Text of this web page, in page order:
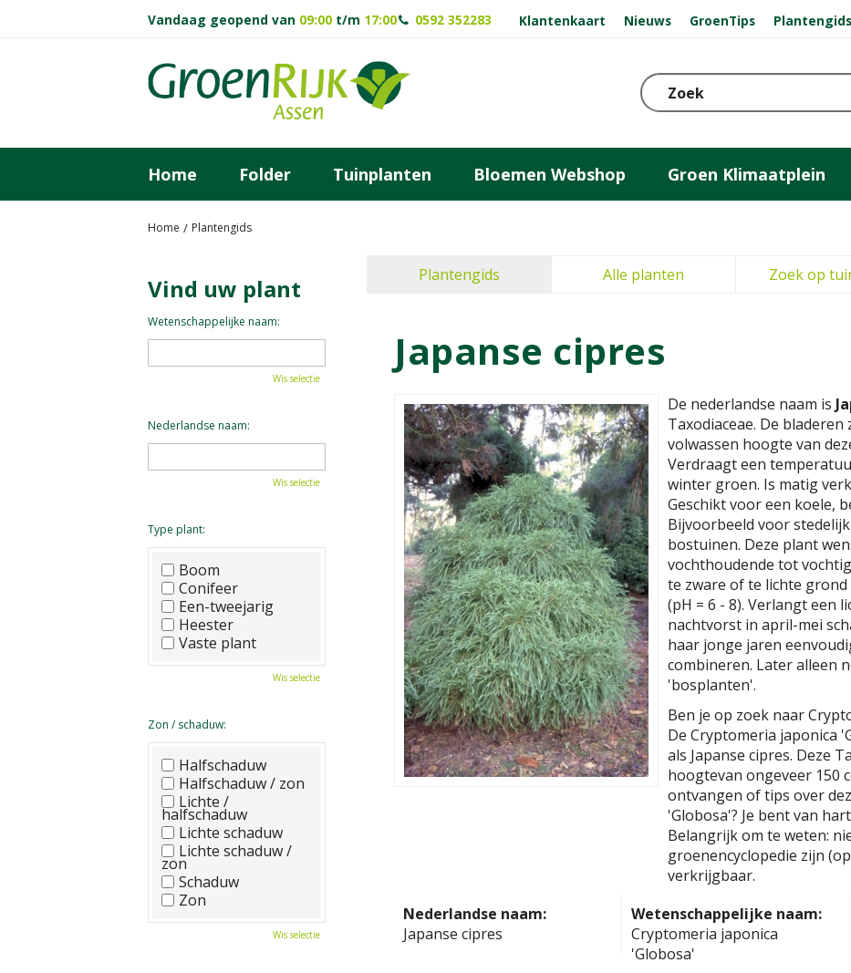
Home Plantengids
Vandaag geopend van 09:00 t/m 17:00 0592 352283 Klantenkaart Nieuws GroenTips Plantengids
Home Folder Tuinplanten Bloemen Webshop Groen Klimaatplein
Plantengids Alle planten Zoek op
Japanse cipres
De nederlandse naam is
Taxodiaceae. De
volwassen hoogte van
Verdraagt een
winter groen. Is matig
Geschikt voor een koele,
Bijvoorbeeld voor
bostuinen. Deze plant
vochthoudende tot
te zware of te lichte
(pH = 6 - 8). Verlangt een
nachtvorst in april-mei
haar jonge jaren
combineren. Later alleen
'bosplanten'.
Ben je op zoek naar
De Cryptomeria japonica
als Japanse cipres. Deze
hoogtevan ongeveer 150
ontvangen of tips over
'Globosa'? Je bent van
Belangrijk om te weten:
groenencyclopedie zijn
verkrijgbaar.
Nederlandse naam:
Japanse cipres
Wetenschappelijke naam:
Cryptomeria japonica
'Globosa'
Vind uw plant
Wetenschappelijke naam:
Wis selectie
Nederlandse naam:
Wis selectie
Type plant:
Boom
Conifeer
Een-tweejarig
Heester
Vaste plant
Wis selectie
Zon / schaduw:
Halfschaduw
Halfschaduw / zon
Lichte /
halfschaduw
Lichte schaduw
Lichte schaduw /
zon
Schaduw
Zon
Wis selectie